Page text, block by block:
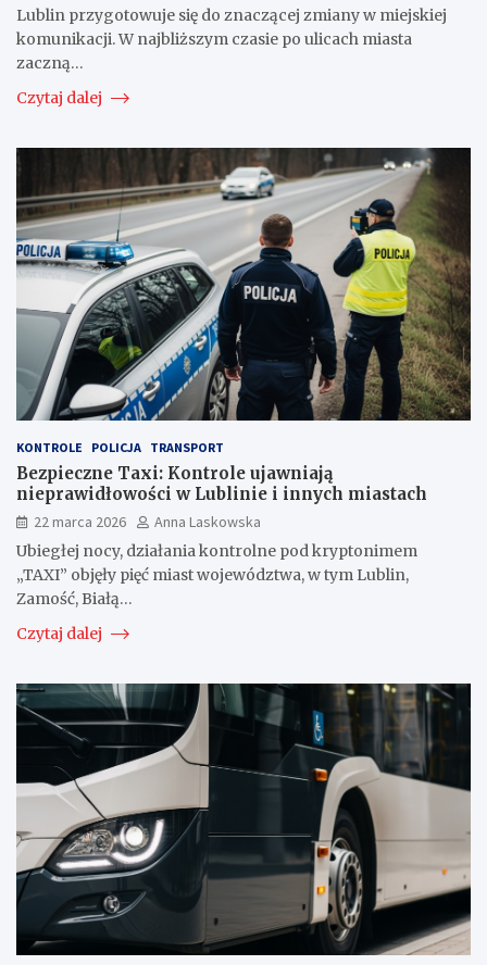
Lublin przygotowuje się do znaczącej zmiany w miejskiej
komunikacji. W najbliższym czasie po ulicach miasta
zaczną…
Czytaj dalej
KONTROLE POLICJA TRANSPORT
Bezpieczne Taxi: Kontrole ujawniają
nieprawidłowości w Lublinie i innych miastach
22 marca 2026
Anna Laskowska
Ubiegłej nocy, działania kontrolne pod kryptonimem
„TAXI” objęły pięć miast województwa, w tym Lublin,
Zamość, Białą…
Czytaj dalej